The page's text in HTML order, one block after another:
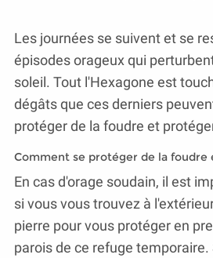
Les journées se suivent et se
épisodes orageux qui
soleil. Tout l'Hexagone est
dégâts que ces derniers
protéger de la foudre et
Comment se protéger de la foudre
En cas d'orage soudain, il est
si vous vous trouvez à
pierre pour vous protéger en
parois de ce refuge